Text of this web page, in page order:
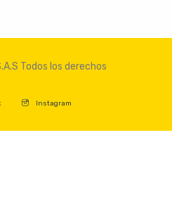
Todos los derechos
Instagram